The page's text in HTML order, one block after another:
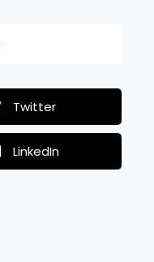
Twitter
LinkedIn